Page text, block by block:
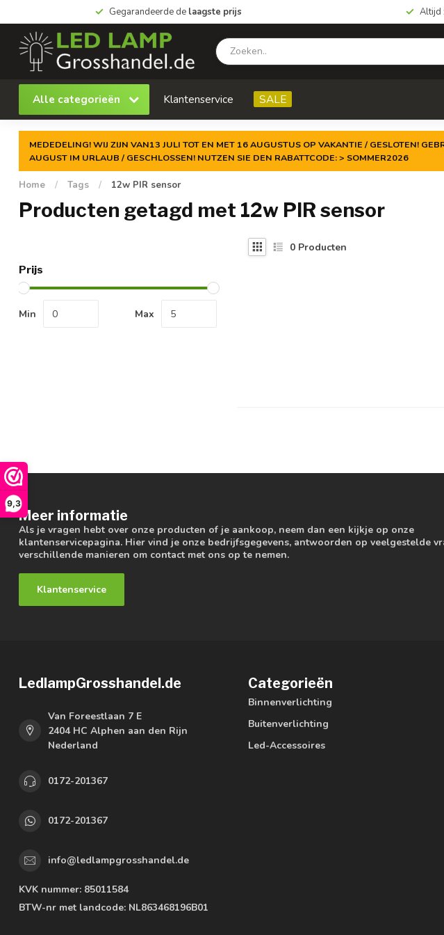
9,3
Gegarandeerde de laagste prijs Altijd
Alle categorieën Klantenservice SALE
MEDEDELING! WIJ ZIJN VAN13 JULI TOT EN MET 16 AUGUSTUS OP VAKANTIE / GESLOTEN!
AUGUST IM URLAUB / GESCHLOSSEN! NUTZEN SIE DEN RABATTCODE: > SOMMER2026
Home / Tags / 12w PIR sensor
Producten getagd met 12w PIR sensor
Prijs
Min Max
0 Producten
Meer informatie
Als je vragen hebt over onze producten of je aankoop, neem dan een kijkje op onze
klantenservicepagina. Hier vind je onze bedrijfsgegevens, antwoorden op veelgestelde
verschillende manieren om contact met ons op te nemen.
Klantenservice
LedlampGrosshandel.de
Van Foreestlaan 7 E
2404 HC Alphen aan den Rijn
Nederland
0172-201367
0172-201367
info@ledlampgrosshandel.de
KVK nummer: 85011584
BTW-nr met landcode: NL863468196B01
Categorieën
Binnenverlichting
Buitenverlichting
Led-Accessoires